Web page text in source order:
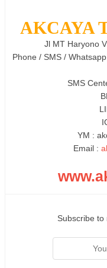
AKCAYA
Jl MT Haryono
Phone / SMS /
SMS
YM :
Email :
Subscribe to